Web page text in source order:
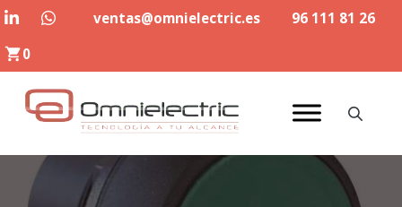
Saltar
contenido
ventas@omnielectric.es
96 111 81 26
0